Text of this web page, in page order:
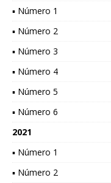
▪ Número 1
▪ Número 2
▪ Número 3
▪ Número 4
▪ Número 5
▪ Número 6
2021
▪ Número 1
▪ Número 2